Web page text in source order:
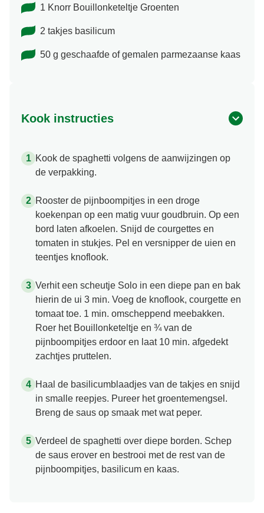
1 Knorr Bouillonketeltje Groenten
2 takjes basilicum
50 g geschaafde of gemalen parmezaanse kaas
Kook instructies
Kook de spaghetti volgens de aanwijzingen op
de verpakking.
Rooster de pijnboompitjes in een droge
koekenpan op een matig vuur goudbruin. Op een
bord laten afkoelen. Snijd de courgettes en
tomaten in stukjes. Pel en versnipper de uien en
teentjes knoflook.
Verhit een scheutje Solo in een diepe pan en bak
hierin de ui 3 min. Voeg de knoflook, courgette en
tomaat toe. 1 min. omscheppend meebakken.
Roer het Bouillonketeltje en ¾ van de
pijnboompitjes erdoor en laat 10 min. afgedekt
zachtjes pruttelen.
Haal de basilicumblaadjes van de takjes en snijd
in smalle reepjes. Pureer het groentemengsel.
Breng de saus op smaak met wat peper.
Verdeel de spaghetti over diepe borden. Schep
de saus erover en bestrooi met de rest van de
pijnboompitjes, basilicum en kaas.